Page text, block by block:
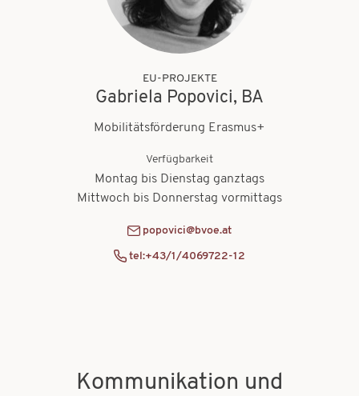
EU-PROJEKTE
Gabriela Popovici, BA
Mobilitätsförderung Erasmus+
Verfügbarkeit
Montag bis Dienstag ganztags
Mittwoch bis Donnerstag vormittags
popovici@bvoe.at
tel:+43/1/4069722-12
Kommunikation und